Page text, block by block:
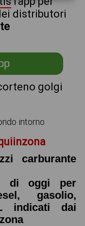
distributori
golgi
intorno
carburante
di oggi per
gasolio,
indicati dai